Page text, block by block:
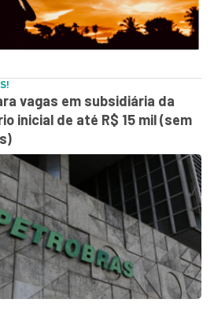
vagas em subsidiária da
inicial de até R$ 15 mil (sem